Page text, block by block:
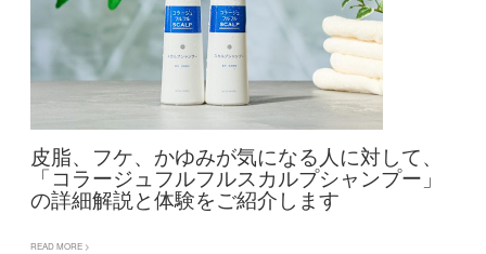
皮脂、フケ、かゆみが気になる人に対して、
「コラージュフルフルスカルプシャンプー」
の詳細解説と体験をご紹介します
READ MORE >